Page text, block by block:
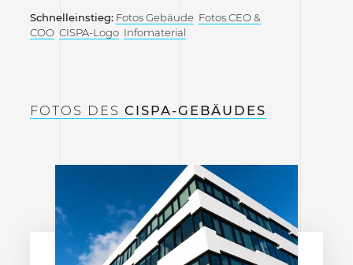
Schnelleinstieg: Fotos Gebäude Fotos CEO &
COO CISPA-Logo Infomaterial
FOTOS DES CISPA-GEBÄUDES